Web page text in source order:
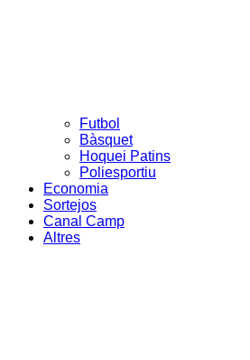
Futbol
Bàsquet
Hoquei Patins
Poliesportiu
Economia
Sortejos
Canal Camp
Altres